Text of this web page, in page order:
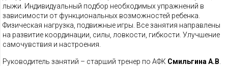
лыжи. Индивидуальный подбор необходимых упражнений в
зависимости от функциональных возможностей ребенка.
Физическая нагрузка, подвижные игры. Все занятия направлены
на развитие координации, силы, ловкости, гибкости. Улучшение
самочувствия и настроения.
Руководитель занятий – старший тренер по АФК Смильгина А.В